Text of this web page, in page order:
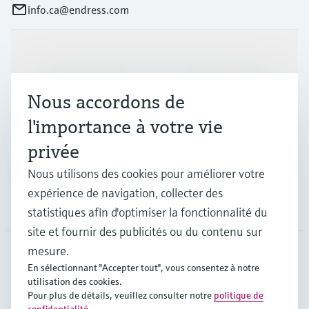
info.ca@endress.com
Industries
Support
Société
CAN•Français
Nous accordons de
l'importance à votre vie
privée
Nous utilisons des cookies pour améliorer votre
expérience de navigation, collecter des
statistiques afin d'optimiser la fonctionnalité du
site et fournir des publicités ou du contenu sur
mesure.
En sélectionnant "Accepter tout", vous consentez à notre
utilisation des cookies.
Pour plus de détails, veuillez consulter notre politique de